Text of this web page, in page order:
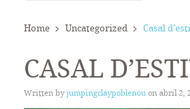
Home Uncategorized Casal
CASAL
Written by jumpingclaypoblenou on abril 2,